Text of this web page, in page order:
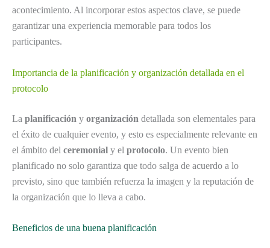
acontecimiento. Al incorporar estos aspectos clave, se puede
garantizar una experiencia memorable para todos los
participantes.
Importancia de la planificación y organización detallada en el
protocolo
La planificación y organización detallada son elementales para
el éxito de cualquier evento, y esto es especialmente relevante en
el ámbito del ceremonial y el protocolo. Un evento bien
planificado no solo garantiza que todo salga de acuerdo a lo
previsto, sino que también refuerza la imagen y la reputación de
la organización que lo lleva a cabo.
Beneficios de una buena planificación